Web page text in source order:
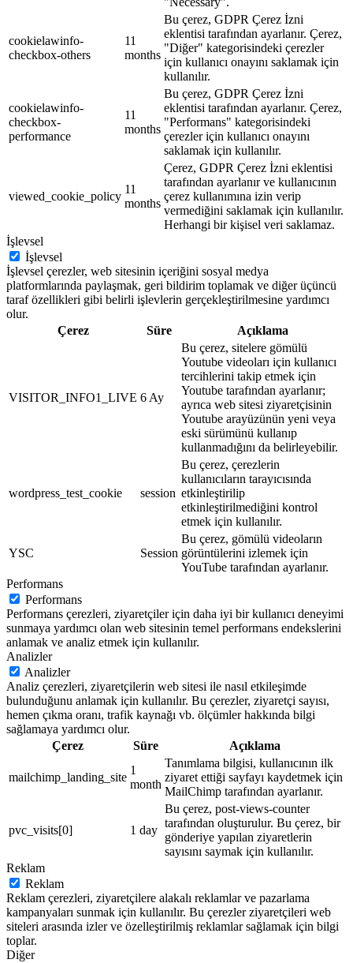
cookielawinfo-
checkbox-others
11
months
Bu çerez, GDPR Çerez İzni
eklentisi tarafından ayarlanır. Çerez,
"Diğer" kategorisindeki çerezler
için kullanıcı onayını saklamak için
kullanılır.
cookielawinfo-
checkbox-
performance
11
months
Bu çerez, GDPR Çerez İzni
eklentisi tarafından ayarlanır. Çerez,
"Performans" kategorisindeki
çerezler için kullanıcı onayını
saklamak için kullanılır.
viewed_cookie_policy
11
months
Çerez, GDPR Çerez İzni eklentisi
tarafından ayarlanır ve kullanıcının
çerez kullanımına izin verip
vermediğini saklamak için kullanılır.
Herhangi bir kişisel veri saklamaz.
İşlevsel
İşlevsel
İşlevsel çerezler, web sitesinin içeriğini sosyal medya
platformlarında paylaşmak, geri bildirim toplamak ve diğer üçüncü
taraf özellikleri gibi belirli işlevlerin gerçekleştirilmesine yardımcı
olur.
Çerez
Süre Açıklama
VISITOR_INFO1_LIVE 6 Ay
Bu çerez, sitelere gömülü
Youtube videoları için kullanıcı
tercihlerini takip etmek için
Youtube tarafından ayarlanır;
ayrıca web sitesi ziyaretçisinin
Youtube arayüzünün yeni veya
eski sürümünü kullanıp
kullanmadığını da belirleyebilir.
wordpress_test_cookie session
Bu çerez, çerezlerin
kullanıcıların tarayıcısında
etkinleştirilip
etkinleştirilmediğini kontrol
etmek için kullanılır.
YSC Session
Bu çerez, gömülü videoların
görüntülerini izlemek için
YouTube tarafından ayarlanır.
Performans
Performans
Performans çerezleri, ziyaretçiler için daha iyi bir kullanıcı deneyimi
sunmaya yardımcı olan web sitesinin temel performans endekslerini
anlamak ve analiz etmek için kullanılır.
Analizler
Analizler
Analiz çerezleri, ziyaretçilerin web sitesi ile nasıl etkileşimde
bulunduğunu anlamak için kullanılır. Bu çerezler, ziyaretçi sayısı,
hemen çıkma oranı, trafik kaynağı vb. ölçümler hakkında bilgi
sağlamaya yardımcı olur.
Çerez
Süre Açıklama
mailchimp_landing_site
1
month
Tanımlama bilgisi, kullanıcının ilk
ziyaret ettiği sayfayı kaydetmek için
MailChimp tarafından ayarlanır.
pvc_visits[0] 1 day
Bu çerez, post-views-counter
tarafından oluşturulur. Bu çerez, bir
gönderiye yapılan ziyaretlerin
sayısını saymak için kullanılır.
Reklam
Reklam
Reklam çerezleri, ziyaretçilere alakalı reklamlar ve pazarlama
kampanyaları sunmak için kullanılır. Bu çerezler ziyaretçileri web
siteleri arasında izler ve özelleştirilmiş reklamlar sağlamak için bilgi
toplar.
Diğer